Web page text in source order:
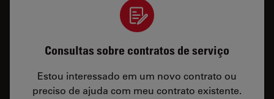
Consultas sobre contratos de serviço
Estou interessado em um novo contrato ou
preciso de ajuda com meu contrato existente.